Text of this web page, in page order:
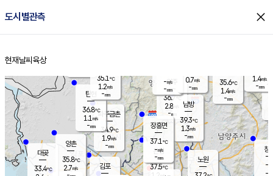
도시별관측 close
홈
현재날씨 육상
양주
36.7℃
2.8
-mm
파주금촌
34.9℃
1.9m/s
-mm
35.6℃
1.4m/s
-mm
대곶
33.4℃
창
-
-m/
탄현
36.8℃
1.1 m/s
-mm
1.4m/s
-mm
김포
양촌
35.8℃
2.7m/s
은평
37.5℃
노원
남방
39.3℃
1.3m/s
-mm
장흥면
37.1℃
-m/s
-mm
-m/s
-mm
35.1℃
1.2m/s
-mm
0.7m/s
-mm